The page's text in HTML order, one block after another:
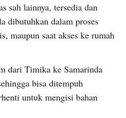
sah lainnya, tersedia dan
dibutuhkan dalam proses
maupun saat akses ke rumah
dari Timika ke Samarinda
bisa ditempuh
untuk mengisi bahan